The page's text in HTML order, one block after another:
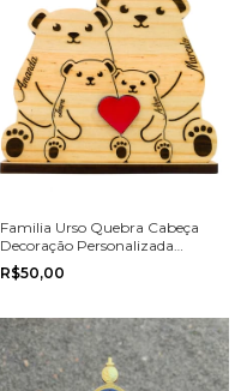
Familia Urso Quebra Cabeça
Decoração Personalizada
Presente
R$50,00